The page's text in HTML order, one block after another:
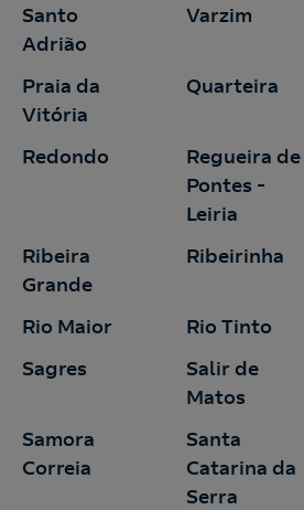
Santo
Adrião
Varzim
Praia da
Vitória
Quarteira
Redondo
Regueira de
Pontes -
Leiria
Ribeira
Grande
Ribeirinha
Rio Maior
Rio Tinto
Sagres
Salir de
Matos
Samora
Correia
Santa
Catarina da
Serra